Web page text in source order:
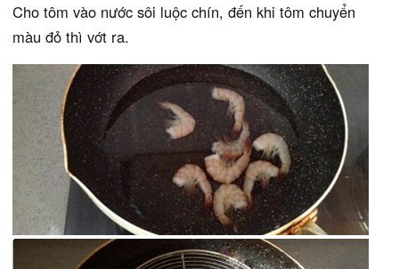
Cho tôm vào nước sôi luộc chín, đến khi tôm chuyển
màu đỏ thì vớt ra.